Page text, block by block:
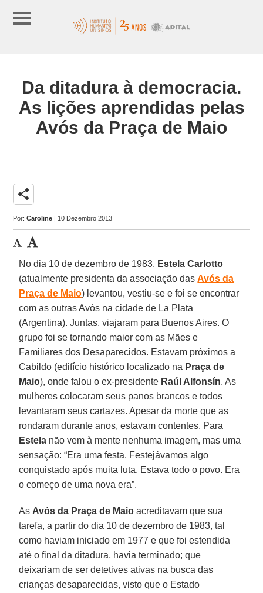
Da ditadura à democracia.
As lições aprendidas pelas
Avós da Praça de Maio
share
Por:Caroline | 10 Dezembro 2013
No dia 10 de dezembro de 1983, Estela Carlotto
(atualmente presidenta da associação dasAvós da
Praça de Maio) levantou, vestiu-se e foi se encontrar
com as outras Avós na cidade de La Plata
(Argentina). Juntas, viajaram para Buenos Aires. O
grupo foi se tornando maior com as Mães e
Familiares dos Desaparecidos. Estavam próximos a
Cabildo (edifício histórico localizado na Praça de
Maio), onde falou o ex-presidente Raúl Alfonsín. As
mulheres colocaram seus panos brancos e todos
levantaram seus cartazes. Apesar da morte que as
rondaram durante anos, estavam contentes. Para
Estela não vem à mente nenhuma imagem, mas uma
sensação: “Era uma festa. Festejávamos algo
conquistado após muita luta. Estava todo o povo. Era
o começo de uma nova era”.
As Avós da Praça de Maio acreditavam que sua
tarefa, a partir do dia 10 de dezembro de 1983, tal
como haviam iniciado em 1977 e que foi estendida
até o final da ditadura, havia terminado; que
deixariam de ser detetives ativas na busca das
crianças desaparecidas, visto que o Estado